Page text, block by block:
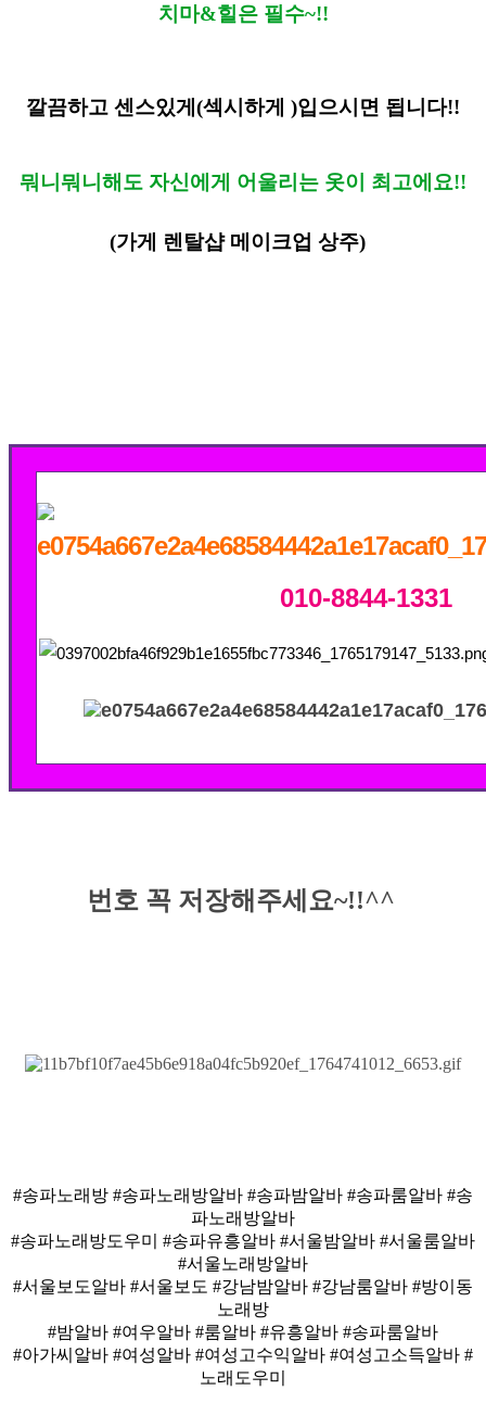
치마&힐은 필수~!!
깔끔하고 센스있게(섹시하게 )입으시면 됩니다!!
뭐니뭐니해도 자신에게 어울리는 옷이 최고에요!!
(가게 렌탈샵 메이크업 상주)
010-8844-1331
번호 꼭 저장해주세요~!!^^
#송파노래방 #송파노래방알바 #송파밤알바 #송파룸알바 #송
파노래방알바
#송파노래방도우미 #송파유흥알바 #서울밤알바 #서울룸알바
#서울노래방알바
#서울보도알바 #서울보도 #강남밤알바 #강남룸알바 #방이동
노래방
#밤알바 #여우알바 #룸알바 #유흥알바 #송파룸알바
#아가씨알바 #여성알바 #여성고수익알바 #여성고소득알바 #
노래도우미